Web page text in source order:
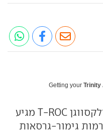
Getting your Trinity
. פולקסווגן T-ROC מגיע
גימור-גרסאות